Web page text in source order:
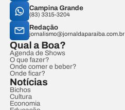
Campina Grande
(83) 3315-3204
Redação
jornalismo@jornaldaparaiba.com.br
Qual a Boa?
Agenda de Shows
O que fazer?
Onde comer e beber?
Onde ficar?
Notícias
Bichos
Cultura
Economia